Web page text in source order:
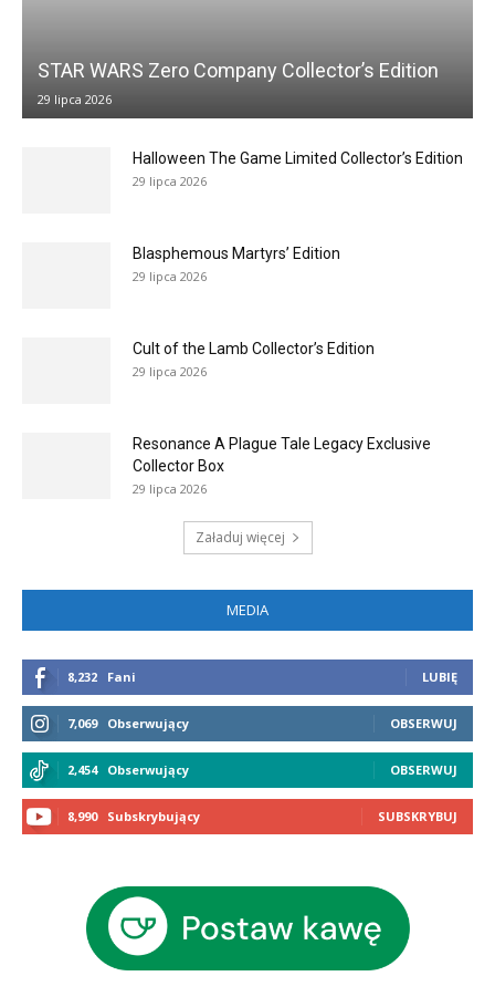
STAR WARS Zero Company Collector’s Edition
29 lipca 2026
Halloween The Game Limited Collector’s Edition
29 lipca 2026
Blasphemous Martyrs’ Edition
29 lipca 2026
Cult of the Lamb Collector’s Edition
29 lipca 2026
Resonance A Plague Tale Legacy Exclusive
Collector Box
29 lipca 2026
Załaduj więcej
MEDIA
8,232 Fani LUBIĘ
7,069 Obserwujący OBSERWUJ
2,454 Obserwujący OBSERWUJ
8,990 Subskrybujący SUBSKRYBUJ